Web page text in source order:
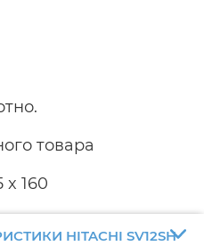
товара
x 160
HITACHI SV12SH